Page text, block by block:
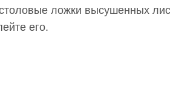
ложки высушенных
его.